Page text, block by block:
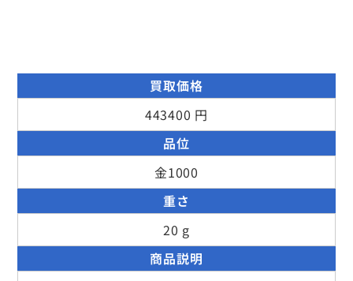
買取価格
443400 円
品位
金1000
重さ
20 g
商品説明